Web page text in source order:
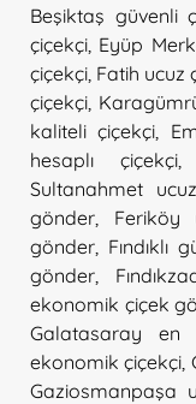
Beşiktaş güvenli
çiçekçi Eyüp
çiçekçi Fatih ucuz
çiçekçi
kaliteli çiçekçi
hesaplı çiçekçi,
Sultanahmet
gönder
Feriköy
gönder Fındıklı
gönder
ekonomik çiçek
Galatasaray en
ekonomik çiçekçi
Gaziosmanpaşa